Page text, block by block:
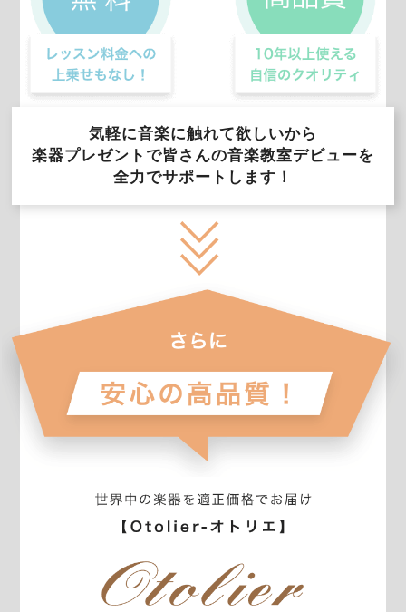
気軽に音楽に触れて欲しいから
楽器プレゼントで皆さんの音楽教室デビューを
全力でサポートします！